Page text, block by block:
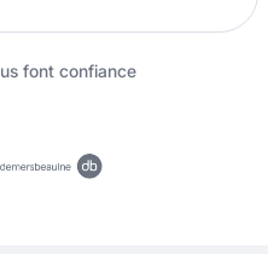
font confiance